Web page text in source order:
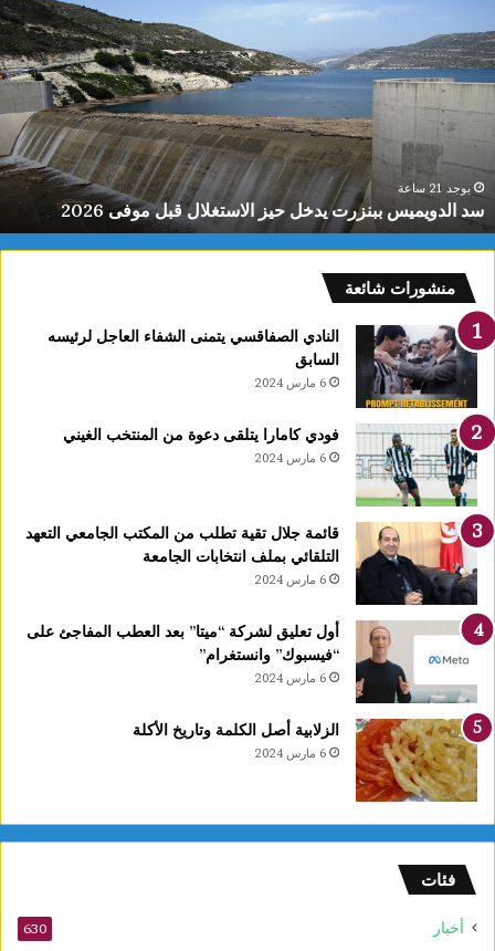
ا
ل
و
س
ب
ب
ر
ت
خ
ل
ا
ت
ل
يوجد 21 ساعة
سد الدويميس ببنزرت يدخل حيز الاستغلال قبل موفى 2026
منشورات شائعة
النادي الصفاقسي يتمنى الشفاء العاجل لرئيسه
السابق
6 مارس 2024
فودي كامارا يتلقى دعوة من المنتخب الغيني
6 مارس 2024
قائمة جلال تقية تطلب من المكتب الجامعي التعهد
التلقائي بملف انتخابات الجامعة
6 مارس 2024
أول تعليق لشركة “ميتا” بعد العطب المفاجئ على
“فيسبوك” وانستغرام”
6 مارس 2024
الزلابية أصل الكلمة وتاريخ الأكلة
6 مارس 2024
فئات
أخبار 630